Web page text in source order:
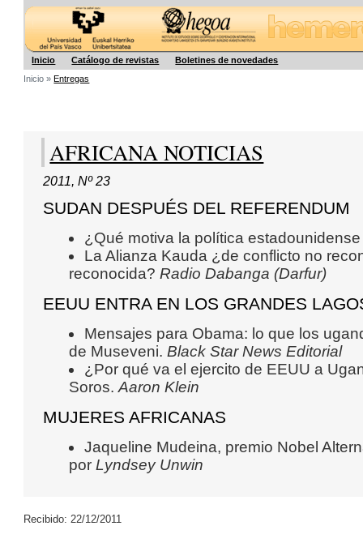
Inicio Catálogo de revistas
Boletines de novedades
Inicio »Entregas
AFRICANA NOTICIAS
2011,Nº 23
SUDAN DESPUÉS DEL REFERENDUM
¿Qué motiva la política
La Alianza Kauda ¿de conflicto no
reconocida?Radio Dabanga (Darfur)
EEUU ENTRA EN LOS GRANDES
Mensajes para Obama: lo que los
de Museveni.Black Star News Editorial
¿Por qué va el ejercito de EEUU a
Soros.Aaron Klein
MUJERES AFRICANAS
Jaqueline Mudeina, premio Nobel
porLyndsey Unwin
Recibido: 22/12/2011